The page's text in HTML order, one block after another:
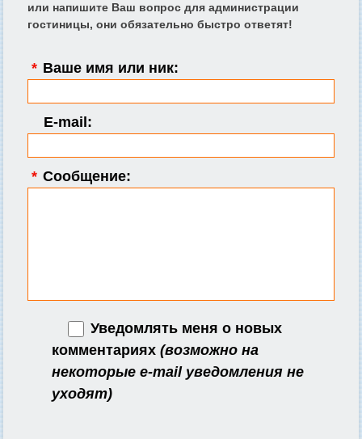
или напишите Ваш вопрос для администрации
гостиницы, они обязательно быстро ответят!
* Ваше имя или ник:
E-mail:
* Сообщение:
Уведомлять меня о новых
комментариях (возможно на
некоторые e-mail уведомления не
уходят)